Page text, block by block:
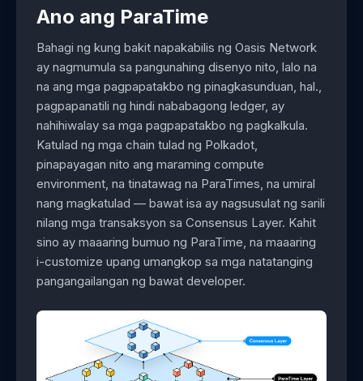
Ano ang ParaTime
Bahagi ng kung bakit napakabilis ng Oasis Network
ay nagmumula sa pangunahing disenyo nito, lalo na
na ang mga pagpapatakbo ng pinagkasunduan, hal.,
pagpapanatili ng hindi nababagong ledger, ay
nahihiwalay sa mga pagpapatakbo ng pagkalkula.
Katulad ng mga chain tulad ng Polkadot,
pinapayagan nito ang maraming compute
environment, na tinatawag na ParaTimes, na umiral
nang magkatulad — bawat isa ay nagsusulat ng sarili
nilang mga transaksyon sa Consensus Layer. Kahit
sino ay maaaring bumuo ng ParaTime, na maaaring
i-customize upang umangkop sa mga natatanging
pangangailangan ng bawat developer.